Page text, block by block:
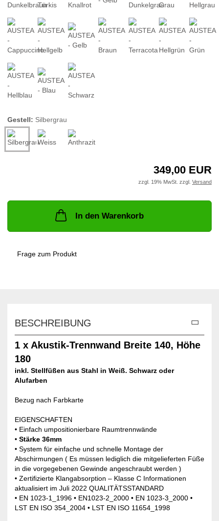
Gestell: Silbergrau
349,00 EUR
zzgl. 19% MwSt. zzgl. Versand
In den Warenkorb
Frage zum Produkt
BESCHREIBUNG
1 x Akustik-Trennwand Breite 140, Höhe
180
inkl. Stellfüßen aus Stahl in Weiß. Schwarz oder
Alufarben
Bezug nach Farbkarte
EIGENSCHAFTEN
• Einfach umpositionierbare Raumtrennwände
• Stärke 36mm
• System für einfache und schnelle Montage der
Abschirmungen ( Es müssen lediglich die mitgelieferten Füße
in die vorgegebenen Gewinde angeschraubt werden )
• Zertifizierte Klangabsorption – Klasse C Informationen
aktualisiert im Juli 2022 QUALITÄTSSTANDARD
• EN 1023-1_1996 • EN1023-2_2000 • EN 1023-3_2000 •
LST EN ISO 354_2004 • LST EN ISO 11654_1998